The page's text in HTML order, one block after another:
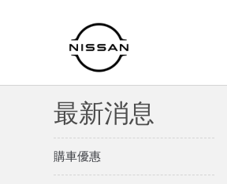
最新消息
購車優惠